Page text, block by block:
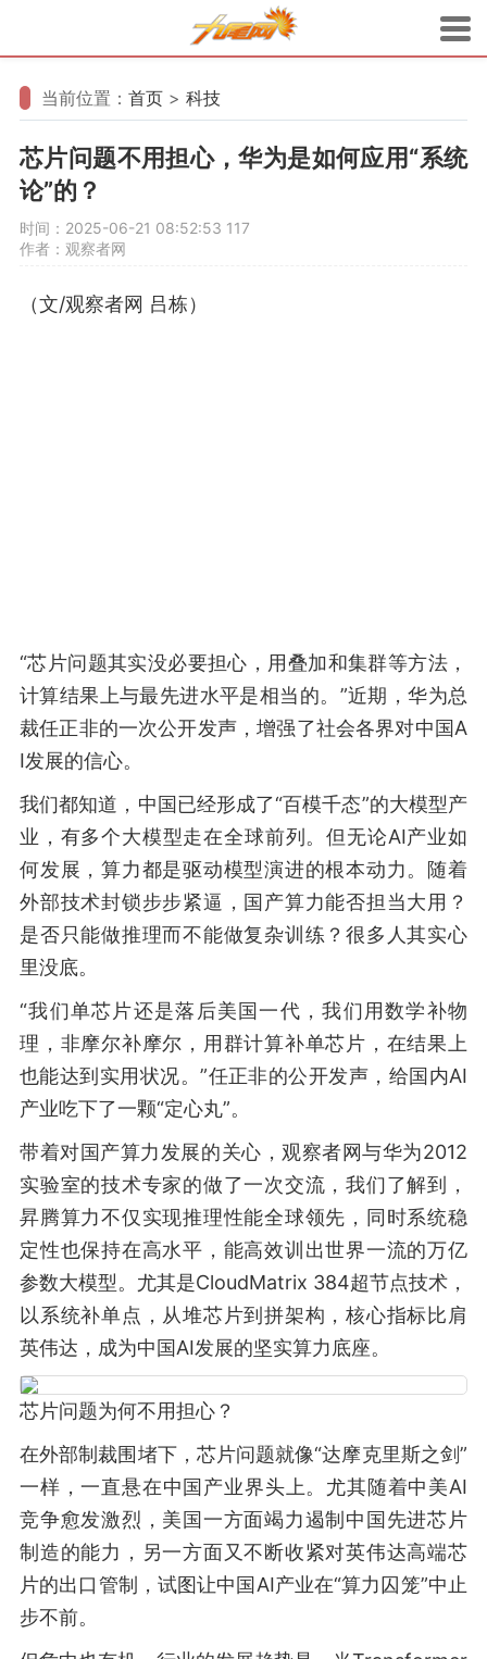
当前位置： 首页 > 科技
芯片问题不用担心，华为是如何应用“系统
论”的？
时间：2025-06-21 08:52:53 117
作者：观察者网
（文/观察者网 吕栋）
“芯片问题其实没必要担心，用叠加和集群等方法，
计算结果上与最先进水平是相当的。”近期，华为总
裁任正非的一次公开发声，增强了社会各界对中国A
I发展的信心。
我们都知道，中国已经形成了“百模千态”的大模型产
业，有多个大模型走在全球前列。但无论AI产业如
何发展，算力都是驱动模型演进的根本动力。随着
外部技术封锁步步紧逼，国产算力能否担当大用？
是否只能做推理而不能做复杂训练？很多人其实心
里没底。
“我们单芯片还是落后美国一代，我们用数学补物
理，非摩尔补摩尔，用群计算补单芯片，在结果上
也能达到实用状况。”任正非的公开发声，给国内AI
产业吃下了一颗“定心丸”。
带着对国产算力发展的关心，观察者网与华为2012
实验室的技术专家的做了一次交流，我们了解到，
昇腾算力不仅实现推理性能全球领先，同时系统稳
定性也保持在高水平，能高效训出世界一流的万亿
参数大模型。尤其是CloudMatrix 384超节点技术，
以系统补单点，从堆芯片到拼架构，核心指标比肩
英伟达，成为中国AI发展的坚实算力底座。
芯片问题为何不用担心？
在外部制裁围堵下，芯片问题就像“达摩克里斯之剑”
一样，一直悬在中国产业界头上。尤其随着中美AI
竞争愈发激烈，美国一方面竭力遏制中国先进芯片
制造的能力，另一方面又不断收紧对英伟达高端芯
片的出口管制，试图让中国AI产业在“算力囚笼”中止
步不前。